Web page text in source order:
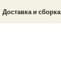
Доставка и сборка